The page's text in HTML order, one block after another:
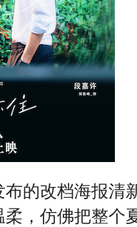
的改档海报清
，仿佛把整个